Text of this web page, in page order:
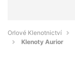
Orlové Klenotnictví
Klenoty Aurior